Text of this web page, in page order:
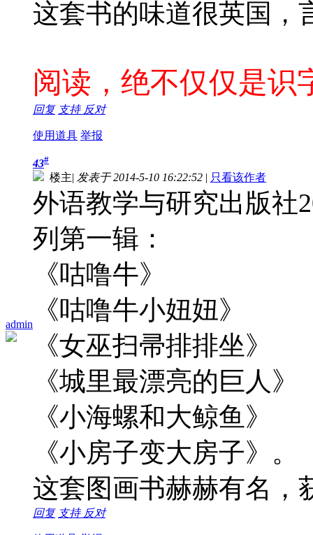
这套书的味道很英国，
阅读，绝不仅仅是识
回复 支持 反对
使用道具 举报
admin
43#
楼主| 发表于 2014-5-10 16:22:52 | 只看该作者
外语教学与研究出版社
列第一辑：
《咕噜牛》
《咕噜牛小妞妞》
《女巫扫帚排排坐》
《城里最漂亮的巨人》
《小海螺和大鲸鱼》
《小房子变大房子》。
这套图画书赫赫有名，
回复 支持 反对